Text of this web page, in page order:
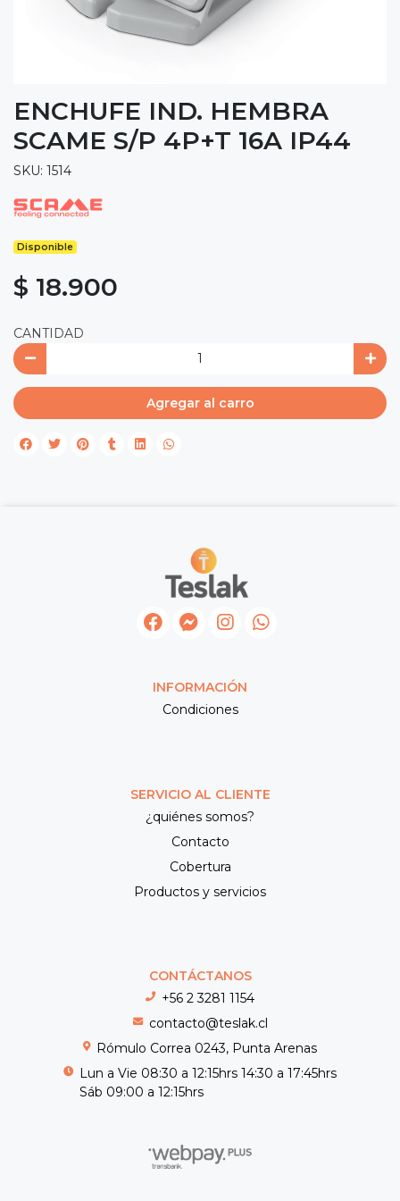
ENCHUFE IND. HEMBRA
SCAME S/P 4P+T 16A IP44
SKU: 1514
Disponible
$ 18.900
CANTIDAD
Agregar al carro
INFORMACIÓN
Condiciones
SERVICIO AL CLIENTE
¿quiénes somos?
Contacto
Cobertura
Productos y servicios
CONTÁCTANOS
+56 2 3281 1154
contacto@teslak.cl
Rómulo Correa 0243, Punta Arenas
Lun a Vie 08:30 a 12:15hrs 14:30 a 17:45hrs
Sáb 09:00 a 12:15hrs